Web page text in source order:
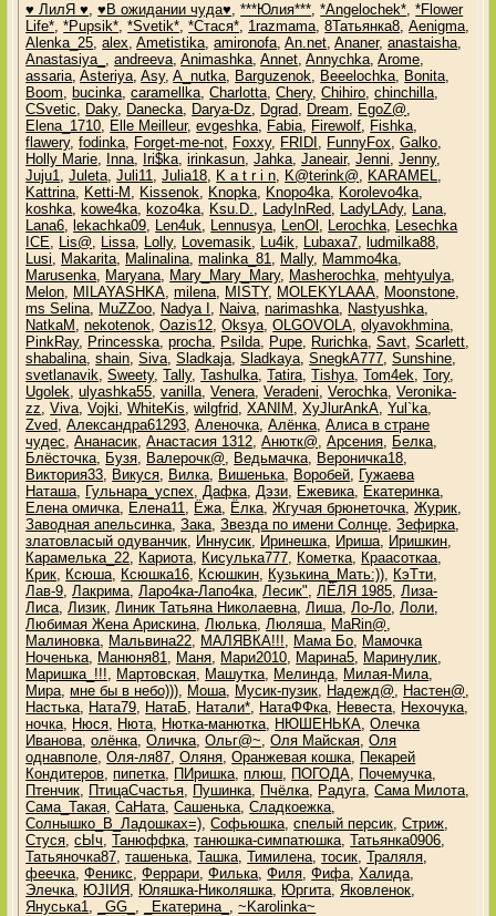
♥ ЛилЯ ♥,♥В ожидании чуда♥,***Юлия***,*Angelochek*,*Flower
Life*,*Pupsik*,*Svetik*,*Стася*, 1razmama,8Татьянка8,Aenigma,
Alenka_25,alex,Ametistika,amironofa,An.net,Ananer,anastaisha,
Anastasiya_ ,andreeva,Animashka,Annet,Annychka,Arome,
assaria,Asteriya,Asy,A_nutka, Barguzenok, Beeelochka, Bonita,
Boom, bucinka,caramellka,Charlotta,Chery,Chihiro,chinchilla,
CSvetic, Daky, Danecka, Darya-Dz, Dgrad, Dream, EgoZ@,
Elena_1710, Elle Meilleur,evgeshka, Fabia, Firewolf, Fishka,
flawery,fodinka, Forget-me-not, Foxxy, FRIDI , FunnyFox,Galko,
Holly Marie, Inna, Iri$ka,irinkasun,Jahka,Janeair,Jenni,Jenny,
Juju1,Juleta,Juli11,Julia18, K a t r i n, K@terink@, KARAMEL,
Kattrina, Ketti-M , Kissenok, Knopka, Knopo4ka, Korolevo4ka,
koshka, kowe4ka, kozo4ka, Ksu.D., LadyInRed, LadyLAdy, Lana,
Lana6, lekachka09, Len4uk, Lennusya, LenOl , Lerochka, Lesechka
ICE, Lis@, Lissa, Lolly, Lovemasik, Lu4ik, Lubaxa7, ludmilka88,
Lusi, Makarita, Malinalina,malinka_81, Mally, Mammo4ka,
Marusenka, Maryana, Mary_Mary_Mary, Masherochka,mehtyulya,
Melon, MILAYASHKA,milena, MISTY, MOLEKYLAAA, Moonstone,
ms Selina, MuZZoo, Nadya I , Naiva,narimashka, Nastyushka,
NatkaM ,nekotenok,Oazis12,Oksya,OLGOVOLA,olyavokhmina,
PinkRay, Princesska,procha, Psilda, Pupe, Rurichka,Savt,Scarlett,
shabalina,shain,Siva,Sladkaja,Sladkaya,SnegkA777,Sunshine,
svetlanavik,Sweety,Tally,Tashulka,Tatira,Tishya,Tom4ek,Tory,
Ugolek,ulyashka55,vanilla,Venera,Veradeni,Verochka,Veronika-
zz,Viva,Vojki,WhiteKis,wilgfrid,XANIM ,XyJlurAnkA,Yul`ka,
Zved,Александра61293,Аленочка,Алёнка,Алиса в стране
чудес,Ананасик,Анастасия 1312,Анютк@,Арсения, Белка,
Блёсточка, Бузя, Валерочк@, Ведьмачка, Вероничка18,
Виктория33, Викуся, Вилка, Вишенька, Воробей, Гужаева
Наташа, Гульнара_успех,Дафка,Дэзи, Ежевика, Екатеринка,
Елена омичка, Елена11, Ёжа, Ёлка,Жгучая брюнеточка,Журик,
Заводная апельсинка,Зака,Звезда по имени Солнце,Зефирка,
златовласый одуванчик, Иннусик, Иринешка, Ириша, Иришкин,
Карамелька_22, Кариота, Кисулька777, Кометка, Краасоткаа,
Крик, Ксюша, Ксюшка16, Ксюшкин, Кузькина_Мать:)), КэТти,
Лав-9,Лакрима,Ларо4ка-Лапо4ка,Лесик",ЛЁЛЯ 1985,Лиза-
Лиса,Лизик,Линик Татьяна Николаевна,Лиша,Ло-Ло,Лоли,
Любимая Жена Арискина,Люлька,Люляша, МаRin@,
Малиновка, Мальвина22, МАЛЯВКА!!!, Мама Бо, Мамочка
Ноченька, Манюня81, Маня, Мари2010, Марина5, Маринулик,
Маришка_!!!, Мартовская, Машутка, Мелинда, Милая-Мила,
Мира,мне бы в небо))), Моша, Мусик-пузик, Надежд@, Настен@,
Настька, Ната79, НатаБ, Натали*, НатаФФка, Невеста, Нехочука,
ночка, Нюся, Нюта, Нютка-манютка, НЮШЕНЬКА,Олечка
Иванова,олёнка,Оличка,Ольг@~,Оля Майская,Оля
однавполе,Оля-ля87,Оляня,Оранжевая кошка, Пекарей
Кондитеров,пипетка, ПИришка,плюш, ПОГОДА, Почемучка,
Птенчик, ПтицаСчастья, Пушинка, Пчёлка, Радуга,Сама Милота,
Сама_Такая,СаНата,Сашенька,Сладкоежка,
Солнышко_В_Ладошках=),Софьюшка,спелый персик,Стриж,
Стуся,сЫч,Танюффка,танюшка-симпатюшка,Татьянка0906,
Татьяночка87,ташенька,Ташка,Тимилена,тосик,Траляля,
феечка,Феникс,Феррари,Филька,Филя,Фифа,Халида,
Элечка, ЮJIИЯ, Юляшка-Николяшка, Юргита,Яковленок,
Януська1, _GG_ , _Екатерина_ ,~Karolinka~